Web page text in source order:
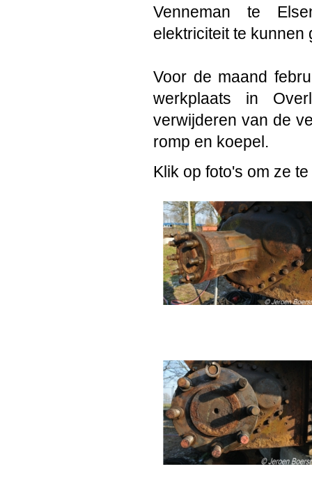
Venneman te
elektriciteit te kunnen
Voor de maand
werkplaats in
verwijderen van de
romp en koepel.
Klik op foto's om ze